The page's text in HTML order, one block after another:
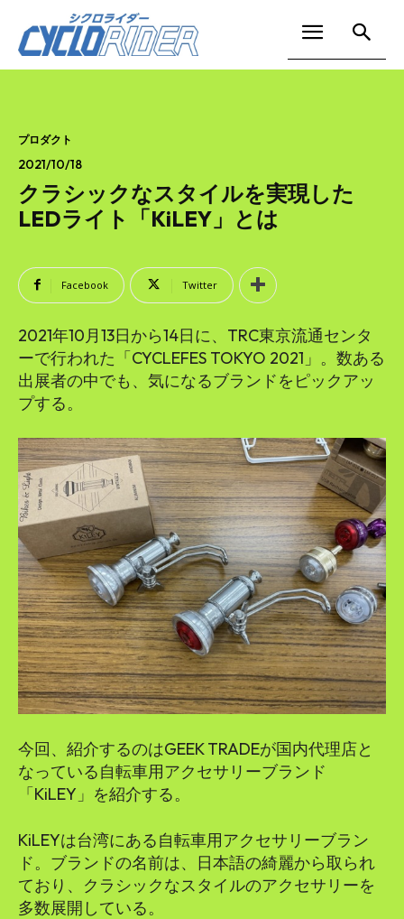
プロダクト
2021/10/18
クラシックなスタイルを実現した
LEDライト「KiLEY」とは
Facebook Twitter
2021年10月13日から14日に、TRC東京流通センタ
ーで行われた「CYCLEFES TOKYO 2021」。数ある
出展者の中でも、気になるブランドをピックアッ
プする。
今回、紹介するのはGEEK TRADEが国内代理店と
なっている自転車用アクセサリーブランド
「KiLEY」を紹介する。
KiLEYは台湾にある自転車用アクセサリーブラン
ド。ブランドの名前は、日本語の綺麗から取られ
ており、クラシックなスタイルのアクセサリーを
多数展開している。